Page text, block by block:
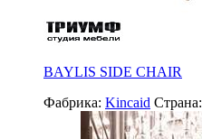
BAYLIS SIDE CHAIR
Фабрика: Kincaid Страна: